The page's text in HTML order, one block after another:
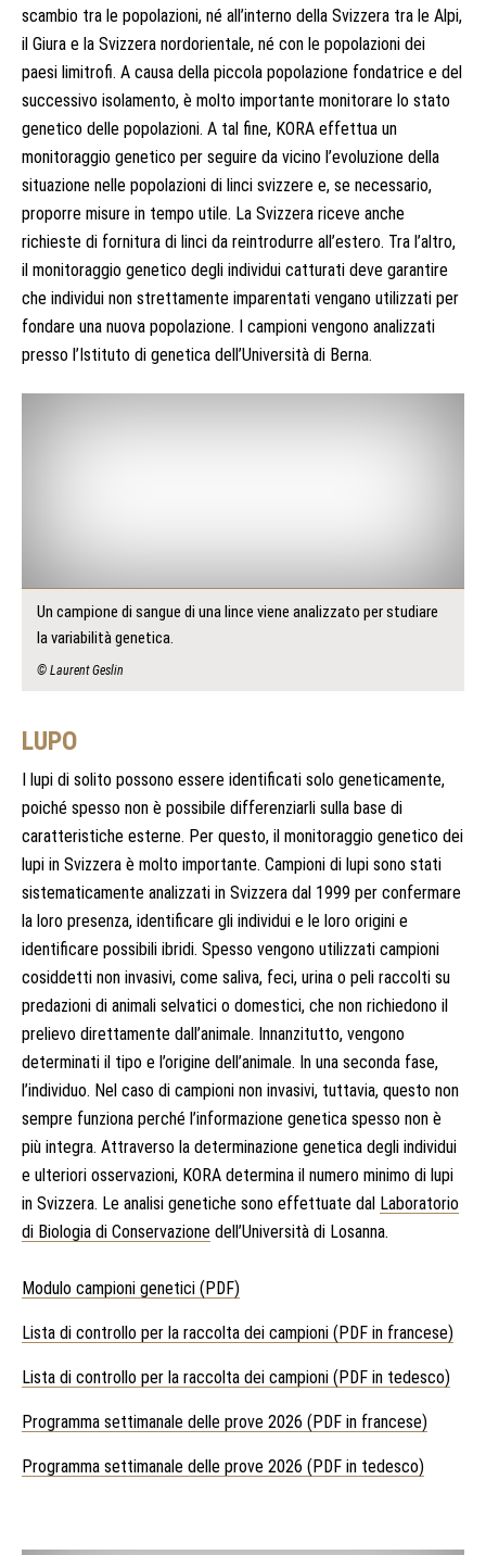
scambio tra le popolazioni, né all’interno della Svizzera tra le Alpi,
il Giura e la Svizzera nordorientale, né con le popolazioni dei
paesi limitrofi. A causa della piccola popolazione fondatrice e del
successivo isolamento, è molto importante monitorare lo stato
genetico delle popolazioni. A tal fine, KORA effettua un
monitoraggio genetico per seguire da vicino l’evoluzione della
situazione nelle popolazioni di linci svizzere e, se necessario,
proporre misure in tempo utile. La Svizzera riceve anche
richieste di fornitura di linci da reintrodurre all’estero. Tra l’altro,
il monitoraggio genetico degli individui catturati deve garantire
che individui non strettamente imparentati vengano utilizzati per
fondare una nuova popolazione. I campioni vengono analizzati
presso l’Istituto di genetica dell’Università di Berna.
Un campione di sangue di una lince viene analizzato per studiare
la variabilità genetica.
© Laurent Geslin
LUPO
I lupi di solito possono essere identificati solo geneticamente,
poiché spesso non è possibile differenziarli sulla base di
caratteristiche esterne. Per questo, il monitoraggio genetico dei
lupi in Svizzera è molto importante. Campioni di lupi sono stati
sistematicamente analizzati in Svizzera dal 1999 per confermare
la loro presenza, identificare gli individui e le loro origini e
identificare possibili ibridi. Spesso vengono utilizzati campioni
cosiddetti non invasivi, come saliva, feci, urina o peli raccolti su
predazioni di animali selvatici o domestici, che non richiedono il
prelievo direttamente dall’animale. Innanzitutto, vengono
determinati il tipo e l’origine dell’animale. In una seconda fase,
l’individuo. Nel caso di campioni non invasivi, tuttavia, questo non
sempre funziona perché l’informazione genetica spesso non è
più integra. Attraverso la determinazione genetica degli individui
e ulteriori osservazioni, KORA determina il numero minimo di lupi
in Svizzera. Le analisi genetiche sono effettuate dal Laboratorio
di Biologia di Conservazione dell’Università di Losanna.
Modulo campioni genetici (PDF)
Lista di controllo per la raccolta dei campioni (PDF in francese)
Lista di controllo per la raccolta dei campioni (PDF in tedesco)
Programma settimanale delle prove 2026 (PDF in francese)
Programma settimanale delle prove 2026 (PDF in tedesco)